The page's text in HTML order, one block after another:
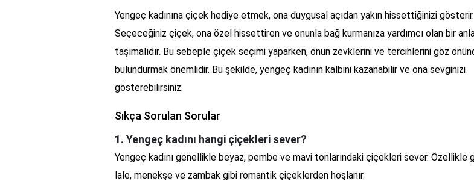
Yengeç kadınına çiçek hediye etmek, ona duygusal açıdan yakın hissettiğinizi gösterir.
Seçeceğiniz çiçek, ona özel hissettiren ve onunla bağ kurmanıza yardımcı olan bir
taşımalıdır. Bu sebeple çiçek seçimi yaparken, onun zevklerini ve tercihlerini göz
bulundurmak önemlidir. Bu şekilde, yengeç kadının kalbini kazanabilir ve ona sevginizi
gösterebilirsiniz.
Sıkça Sorulan Sorular
1. Yengeç kadını hangi çiçekleri sever?
Yengeç kadını genellikle beyaz, pembe ve mavi tonlarındaki çiçekleri sever. Özellikle
lale, menekşe ve zambak gibi romantik çiçeklerden hoşlanır.